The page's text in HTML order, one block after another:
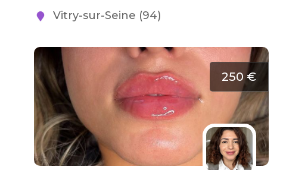
Vitry-sur-Seine (94)
250 €